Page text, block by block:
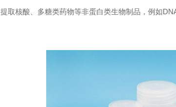
提取核酸、多糖类药物等非蛋白类生物制品，例如